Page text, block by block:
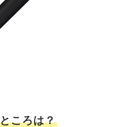
ころは？